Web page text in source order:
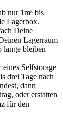
nur 1m³ bis
Lagerbox.
Deine
Lagerraum
lange bleiben
Selfstorage
drei Tage nach
dann
oder erstatten
für den